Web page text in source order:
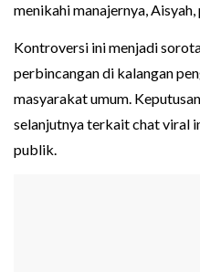
menikahi manajernya,
Kontroversi ini menjadi
perbincangan di kalangan
masyarakat umum.
selanjutnya terkait chat viral
publik.